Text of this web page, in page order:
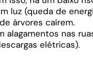
luz (queda de
árvores caírem.
alagamentos nas
elétricas).